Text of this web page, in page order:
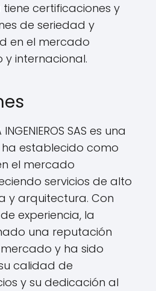
certificaciones y
de seriedad y
en el mercado
y internacional.
SAS es una
establecido como
el mercado
servicios de alto
y arquitectura. Con
experiencia, la
una reputación
y ha sido
calidad de
y su dedicación al